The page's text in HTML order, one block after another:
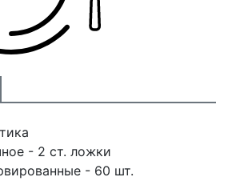
- 2 ст. ложки
- 60 шт.